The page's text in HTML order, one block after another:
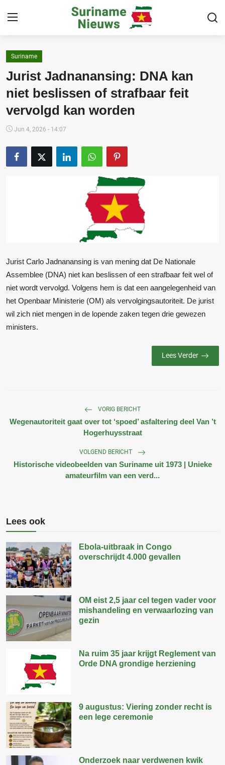
Home
Buitenland
Sport
Cultuur & Media
Suriname
Jurist Jadnanansing: DNA kan
niet beslissen of strafbaar feit
vervolgd kan worden
Jun 4, 2026 - 14:07
Jurist Carlo Jadnanansing is van mening dat De Nationale
Assemblee (DNA) niet kan beslissen of een strafbaar feit wel of
niet wordt vervolgd. Volgens hem is dat een aangelegenheid van
het Openbaar Ministerie (OM) als vervolgingsautoriteit. De jurist
wil zich niet mengen in de lopende zaken tegen drie gewezen
ministers.
Lees Verder
VORIG BERICHT
Wegenautoriteit gaat over tot ‘spoed’ asfaltering deel Van ’t
Hogerhuysstraat
VOLGEND BERICHT
Historische videobeelden van Suriname uit 1973 | Unieke
amateurfilm van een verd...
Lees ook
Ebola-uitbraak in Congo
overschrijdt 4.000 gevallen
OM eist 2,5 jaar cel tegen vader voor
mishandeling en verwaarlozing van
gezin
Na ruim 35 jaar krijgt Reglement van
Orde DNA grondige herziening
9 augustus: Viering zonder recht is
een lege ceremonie
Onderzoek naar verdwenen kwik